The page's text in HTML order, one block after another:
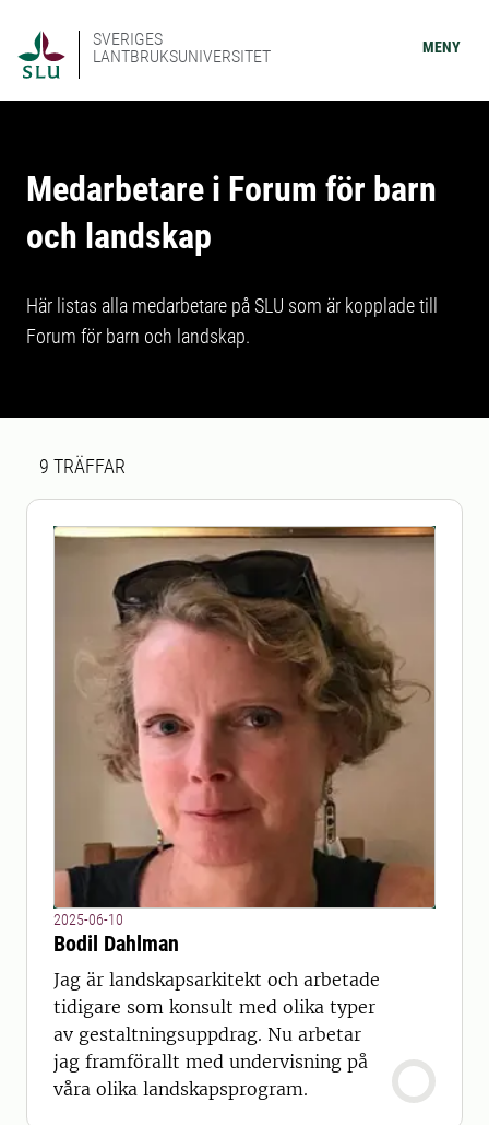
SVERIGES
LANTBRUKSUNIVERSITET
MENY
Medarbetare i Forum för barn
och landskap
Här listas alla medarbetare på SLU som är kopplade till
Forum för barn och landskap.
Sökresultat
9 TRÄFFAR
2025-06-10
Bodil Dahlman
Jag är landskapsarkitekt och arbetade
tidigare som konsult med olika typer
av gestaltningsuppdrag. Nu arbetar
jag framförallt med undervisning på
våra olika landskapsprogram.